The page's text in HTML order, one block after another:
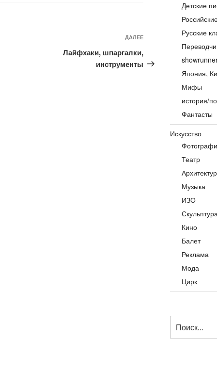
Следующая
ДАЛЕЕ
Лайфхаки, шпаргалки,
инструменты
Детские
Русские
Япония,
Мифы
история/
Фантасты
Искусство
Театр
Музыка
ИЗО
Кино
Балет
Реклама
Мода
Цирк